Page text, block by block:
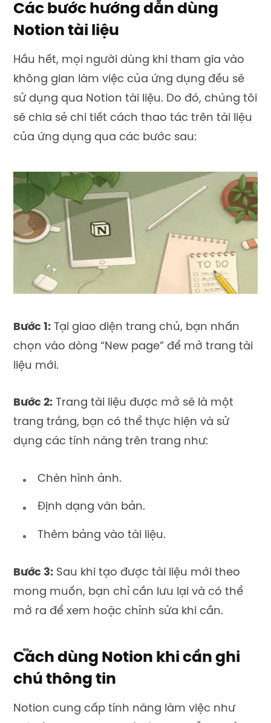
Các bước hướng dẫn dùng
Notion tài liệu
Hầu hết, mọi người dùng khi tham gia vào
không gian làm việc của ứng dụng đều sẽ
sử dụng qua Notion tài liệu. Do đó, chúng tôi
sẽ chia sẻ chi tiết cách thao tác trên tài liệu
của ứng dụng qua các bước sau:
Bước 1: Tại giao diện trang chủ, bạn nhấn
chọn vào dòng “New page” để mở trang tài
liệu mới.
Bước 2: Trang tài liệu được mở sẽ là một
trang trắng, bạn có thể thực hiện và sử
dụng các tính năng trên trang như:
Chèn hình ảnh.
Định dạng văn bản.
Thêm bảng vào tài liệu.
Bước 3: Sau khi tạo được tài liệu mới theo
mong muốn, bạn chỉ cần lưu lại và có thể
mở ra để xem hoặc chỉnh sửa khi cần.
Cách dùng Notion khi cần ghi
chú thông tin
Notion cung cấp tính năng làm việc như